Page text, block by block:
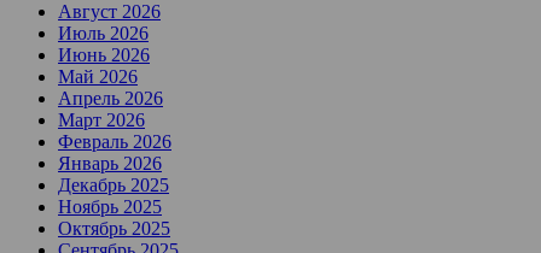
Август 2026
Июль 2026
Июнь 2026
Май 2026
Апрель 2026
Март 2026
Февраль 2026
Январь 2026
Декабрь 2025
Ноябрь 2025
Октябрь 2025